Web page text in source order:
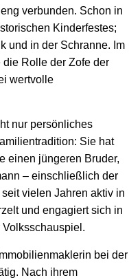
verbunden. Schon in
Kinderfestes;
und in der Schranne. Im
Rolle der Zofe der
wertvolle
nur persönliches
Sie hat
einen jüngeren Bruder,
– einschließlich der
vielen Jahren aktiv in
und engagiert sich in
bei der
Nach ihrem